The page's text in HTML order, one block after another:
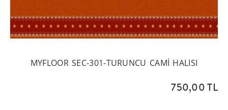
MYFLOOR SEC-301-TURUNCU CAMI HALISI
750,00 TL